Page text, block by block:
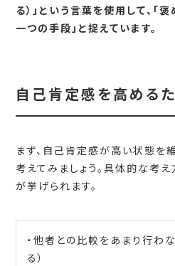
る）」という言葉を使用して、「
一つの手段」と捉えています。
自己肯定感を高める
まず、自己肯定感が高い状態を
考えてみましょう。具体的な考
が挙げられます。
・他者との比較をあまり行わ
る）